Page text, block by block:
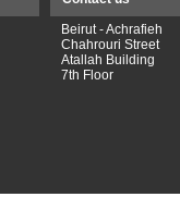
Beirut - Achrafieh
Chahrouri Street
Atallah Building
7th Floor